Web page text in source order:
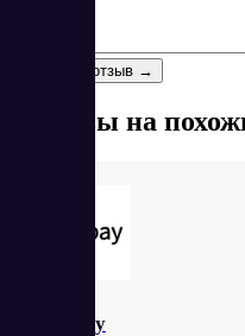
Оставить отзыв →
Отзывы на
Unitpay